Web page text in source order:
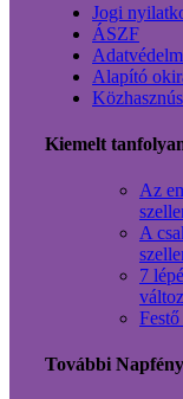
Jogi
ÁSZF
Alapító
Kiemelt
Az
A
7
További